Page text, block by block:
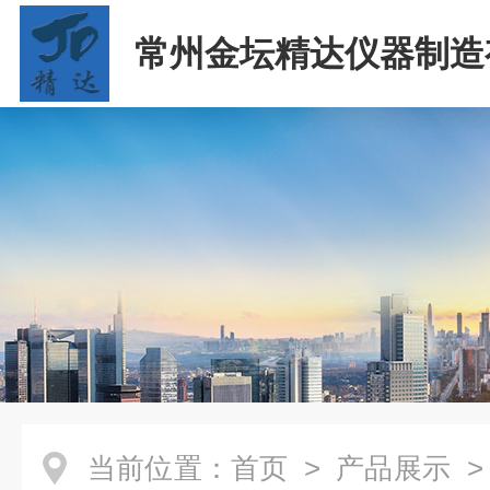
常州金坛精达仪器制
司
当前位置： 首页 > 产品展示